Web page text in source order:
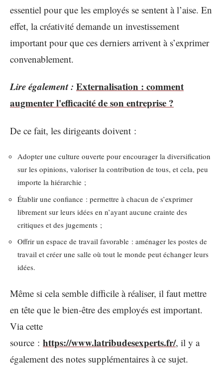
essentiel pour que les employés se sentent à l’aise. En
effet, la créativité demande un investissement
important pour que ces derniers arrivent à s’exprimer
convenablement.
Lire également : Externalisation : comment
augmenter l'efficacité de son entreprise ?
De ce fait, les dirigeants doivent :
Adopter une culture ouverte pour encourager la diversification
sur les opinions, valoriser la contribution de tous, et cela, peu
importe la hiérarchie ;
Établir une confiance : permettre à chacun de s’exprimer
librement sur leurs idées en n’ayant aucune crainte des
critiques et des jugements ;
Offrir un espace de travail favorable : aménager les postes de
travail et créer une salle où tout le monde peut échanger leurs
idées.
Même si cela semble difficile à réaliser, il faut mettre
en tête que le bien-être des employés est important.
Via cette
source : https://www.latribudesexperts.fr/, il y a
également des notes supplémentaires à ce sujet.